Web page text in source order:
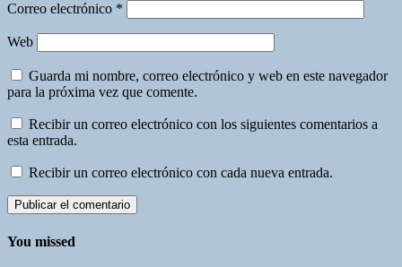
Correo electrónico *
Web
Guarda mi nombre, correo electrónico y web en este navegador
para la próxima vez que comente.
Recibir un correo electrónico con los siguientes comentarios a
esta entrada.
Recibir un correo electrónico con cada nueva entrada.
You missed